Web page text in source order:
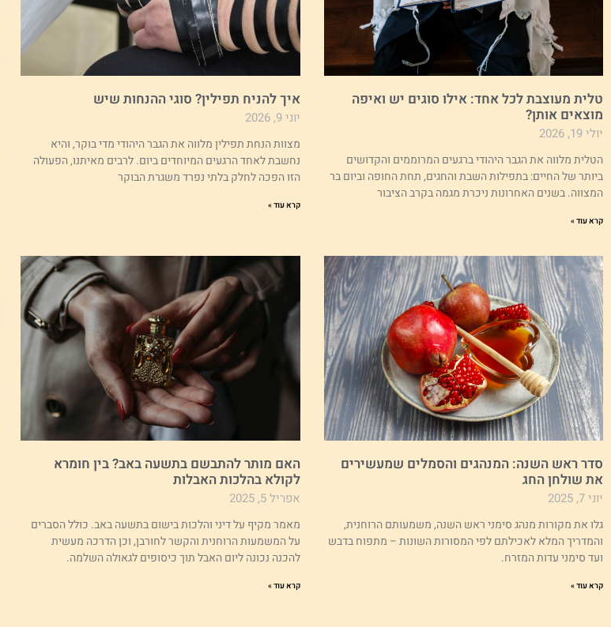
טלית מעוצבת לכל אחד: אילו סוגים יש ואיפה
מוצאים אותן?
יולי 19, 2026
הטלית מלווה את הגבר היהודי ברגעים המרוממים והקדושים
ביותר של החיים: בתפילות השבת והחגים, תחת החופה וביום בר
המצווה. בשנים האחרונות ניכרת מגמה בקרב הציבור
קרא עוד »
איך להניח תפילין? סוגי ההנחות שיש
יוני 9, 2026
מצוות הנחת תפילין מלווה את הגבר היהודי מדי בוקר, והיא
נחשבת לאחד הרגעים המיוחדים ביום. לרבים מאיתנו, הפעולה
הזו הפכה לחלק בלתי נפרד משגרת הבוקר
קרא עוד »
סדר ראש השנה: המנהגים והסמלים שמעשירים
את שולחן החג
יוני 7, 2025
גלו את מקורות מנהג סימני ראש השנה, משמעותם הרוחנית,
והמדריך המלא לאכילתם לפי המסורות השונות – מתפוח בדבש
ועד סימני עדות המזרח.
קרא עוד »
האם מותר להתבשם בתשעה באב? בין חומרא
לקולא בהלכות האבלות
אפריל 5, 2025
מאמר מקיף על דיני והלכות בישום בתשעה באב. כולל הסברים
על המשמעות הרוחנית והקשר לחורבן, וכן הדרכה מעשית
להכנה נכונה ליום האבל תוך כיסופים לגאולה השלמה.
קרא עוד »